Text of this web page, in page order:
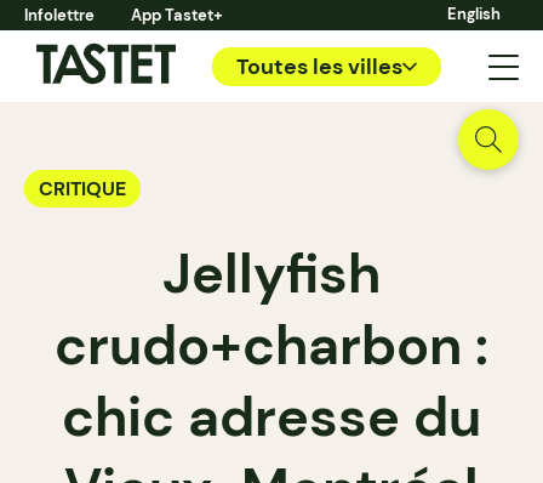
Infolettre App Tastet+ English
Toutes les villes
CRITIQUE
Jellyfish
crudo+charbon :
chic adresse du